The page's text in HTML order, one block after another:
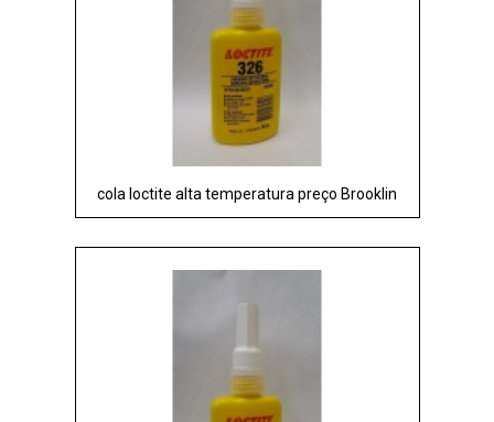
cola loctite alta temperatura preço Brooklin